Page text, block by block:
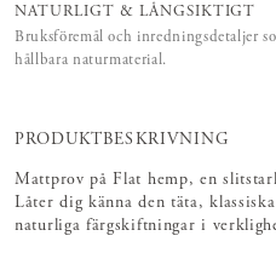
NATURLIGT & LÅNGSIKTIGT
Bruksföremål och inredningsdetaljer
hållbara naturmaterial.
PRODUKTBESKRIVNING
Mattprov på Flat hemp, en
Låter dig känna den täta,
naturliga färgskiftningar i